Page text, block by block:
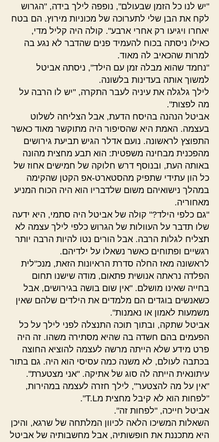
"יש לנו כל הזמן שבעולם", נופפה לילך בידה, "הגרוש
לקח את הבן שלי לתערוכה של מכוניות מירוץ. הם בטח
יאחרו ויגיעו רק אחרי ארבע". קולה היה קליל מדי,
כאילו ניסתה בכוח להעמיד פנים שהדבר לא נגע בה
למרות שהכאיב לה מאוד.
"נחמד שהוא מבלה זמן עם הילד", ניסתה אביטל
למשוך אותה בעדינות בלשונה.
לילך גלגלה את עיניה לעבר התקרה, "יש לו הרבה על
מה לפצות".
אביטל הנהנה בהיסח הדעת, אבל הצליחה לשלוט
בעצמה. האמת היא שהסיפור היה מתוקשר מאוד כאשר
התפוצץ לראשונה. נועם אדלר הגיש תביעת גירושים
מהפכנית מבחינה משפטית: הוא תבע מחצית מהונה
באותה העת, ובנוסף דרש חלוקה של חמישים אחוז של
כל הון עתידי שתפיק מהסטארט-אפ הקטן שהקימה
במהלך נישואיהם משום שלדבריו הוא היה הכוח המניע
מאחוריה.
"גם כלפי הילד?" קולה של אביטל היה סתמי, היא ידעה
שלו תדבר על העוולות של הגרוש כלפי לילך עצמה לא
תצליח לגלות הרבה. אבל הורים נטו להיות הרבה יותר
רגשיים ופתוחים כאשר נשאלו על ילדיהם.
לראשונה מאז החלה סדרת הראיונות הזאת, מנכ"לית
הפלדה נראתה אנושית פתאום, מודה שישנו תחום
בחייה שאינו מושלם. "אין שום בושה בגירושים, אבל
כשאנשים בוגדים הם מלמדים את הילדים שלהם שאין
משמעות לאמון או נאמנות".
אביטל שתקה, ובתוך תוכה התנצלה לפני לילך על כל
הפעמים בהם חשדה בה שהיא מסתירה משהו. זה היה
פרט מידע שלא הייתה מרשה לעצמה להוציא החוצה
בכתבה לעולם, לא משנה כמה עסיסי הוא היה. גם בתור
עיתונאית הייתה לה סוג של אתיקה. "אני מצטערת".
"אין על מה להצטער", לילך חזרה לעצמה במהירות,
"לפחות הוא לא קיבל מחצית מT.L".
אביטל חייכה, "לפחות זה".
השאלות המשיכו הלאה לכיוון המלתחה של שרגא, והיכן
היא מתכננת את חופשותיה, אבל מחשבותיה של אביטל